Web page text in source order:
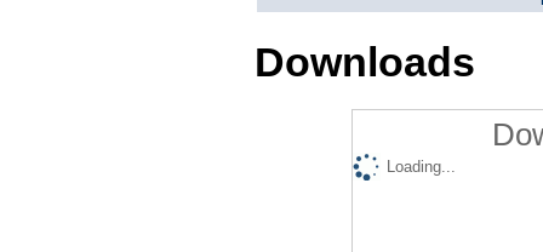
Downloads
Loading...